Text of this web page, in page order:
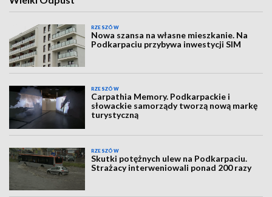
RZESZÓW
Nowa szansa na własne mieszkanie. Na
Podkarpaciu przybywa inwestycji SIM
RZESZÓW
Carpathia Memory. Podkarpackie i
słowackie samorządy tworzą nową markę
turystyczną
RZESZÓW
Skutki potężnych ulew na Podkarpaciu.
Strażacy interweniowali ponad 200 razy